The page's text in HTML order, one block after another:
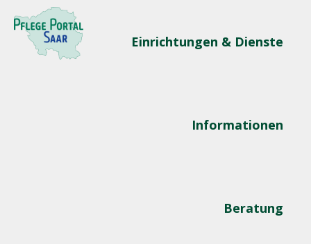
Einrichtungen & Dienste
Informationen
Beratung